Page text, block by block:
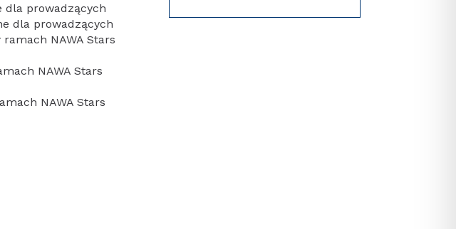
dla prowadzących
dla prowadzących
NAWA Stars
NAWA Stars
NAWA Stars